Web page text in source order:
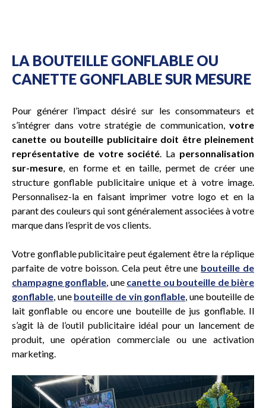
LA BOUTEILLE GONFLABLE OU
CANETTE GONFLABLE SUR MESURE
Pour générer l’impact désiré sur les consommateurs et
s’intégrer dans votre stratégie de communication, votre
canette ou bouteille publicitaire doit être pleinement
représentative de votre société. La personnalisation
sur-mesure, en forme et en taille, permet de créer une
structure gonflable publicitaire unique et à votre image.
Personnalisez-la en faisant imprimer votre logo et en la
parant des couleurs qui sont généralement associées à votre
marque dans l’esprit de vos clients.
Votre gonflable publicitaire peut également être la réplique
parfaite de votre boisson. Cela peut être une bouteille de
champagne gonflable, une canette ou bouteille de bière
gonflable, une bouteille de vin gonflable, une bouteille de
lait gonflable ou encore une bouteille de jus gonflable. Il
s’agit là de l’outil publicitaire idéal pour un lancement de
produit, une opération commerciale ou une activation
marketing.